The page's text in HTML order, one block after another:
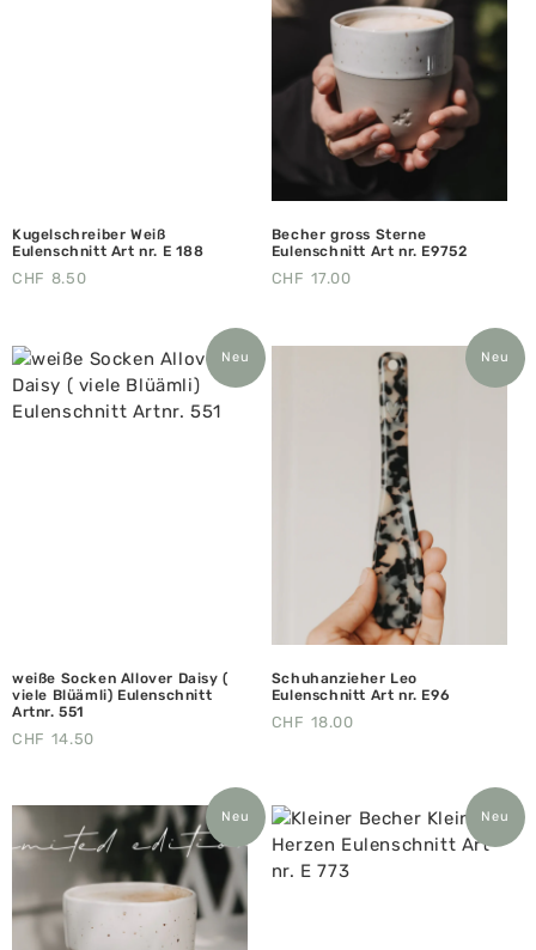
Kugelschreiber Weiß
Eulenschnitt Art nr. E 188
CHF 8.50
Becher gross Sterne
Eulenschnitt Art nr. E9752
CHF 17.00
Neu
weiße Socken Allover Daisy (
viele Blüämli) Eulenschnitt
Artnr. 551
CHF 14.50
Neu
Schuhanzieher Leo
Eulenschnitt Art nr. E96
CHF 18.00
Neu Neu